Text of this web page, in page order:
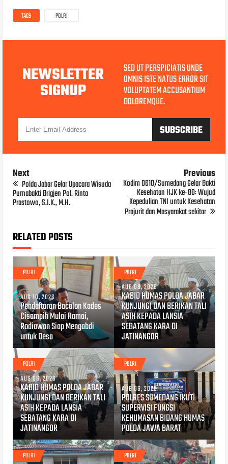
TAGS POLRI
NEWSLETTER
SIGNUP
SED UT PERSPICIATIS UNDE
OMNIS ISTE NATUS ERROR SIT
VOLUPTATEM ACCUSANTIUM
DOLOREMQUE.
Next
Polda Jabar Gelar Upacara Wisuda
Purnabakti Brigjen Pol. Rinto
Prastowo, S.I.K., M.H.
Previous
Kodim 0610/Sumedang Gelar Bakti
Kesehatan HJK ke-80: Wujud
Kepedulian TNI untuk Kesehatan
Prajurit dan Masyarakat sekitar
RELATED POSTS
POLRI
AUG 10, 2026
Pendaftaran Bacalon Kades
Cisampih Mulai Ramai,
Rodiawan Siap Mengabdi
untuk Desa
POLRI
AUG 08, 2026
KABID HUMAS POLDA JABAR
KUNJUNGI DAN BERIKAN TALI
ASIH KEPADA LANSIA
SEBATANG KARA DI
JATINANGOR
POLRI
AUG 06, 2026
KABID HUMAS POLDA JABAR
KUNJUNGI DAN BERIKAN TALI
ASIH KEPADA LANSIA
SEBATANG KARA DI
JATINANGOR
POLRI
AUG 06, 2026
POLRES SUMEDANG IKUTI
SUPERVISI FUNGSI
KEHUMASAN BIDANG HUMAS
POLDA JAWA BARAT
POLRI POLRI